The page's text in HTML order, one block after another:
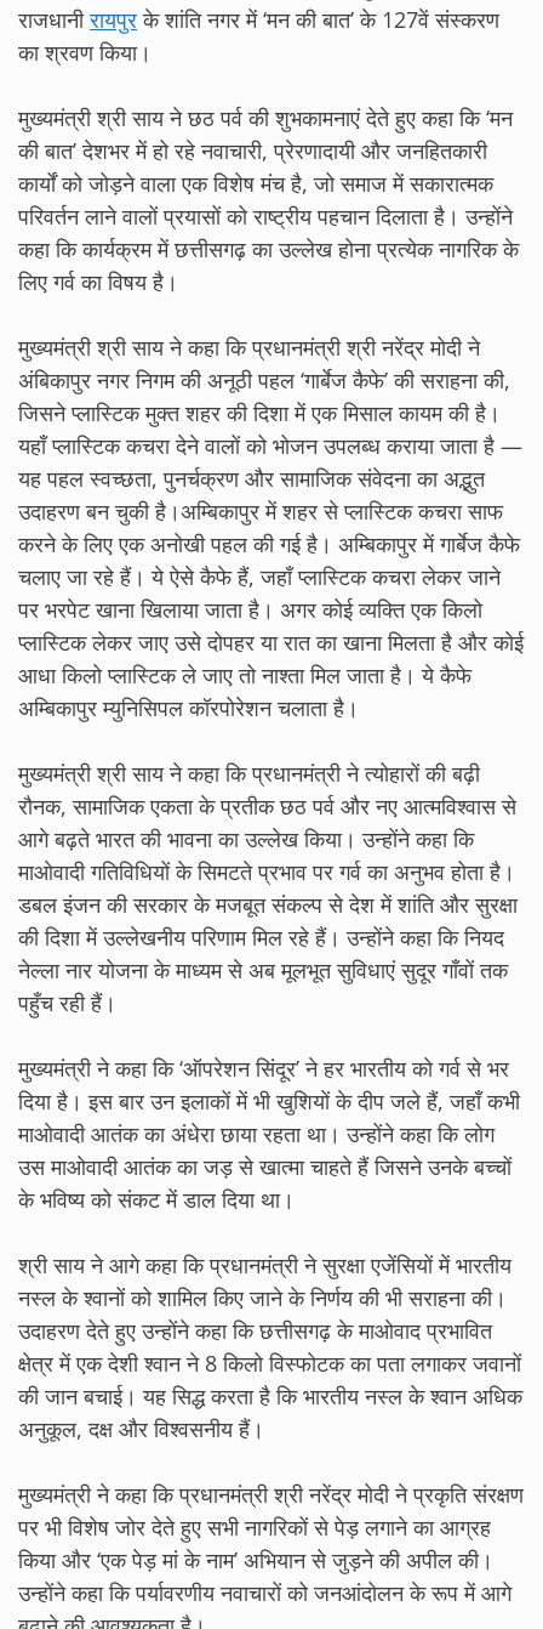
राजधानीरायपुरके शांति नगर में ‘मन की बात’ के 127वें संस्करण
का श्रवण किया।
मुख्यमंत्री श्री साय ने छठ पर्व की शुभकामनाएं देते हुए कहा कि ‘मन
की बात’ देशभर में हो रहे नवाचारी, प्रेरणादायी और जनहितकारी
कार्यों को जोड़ने वाला एक विशेष मंच है, जो समाज में सकारात्मक
परिवर्तन लाने वालों प्रयासों को राष्ट्रीय पहचान दिलाता है। उन्होंने
कहा कि कार्यक्रम में छत्तीसगढ़ का उल्लेख होना प्रत्येक नागरिक के
लिए गर्व का विषय है।
मुख्यमंत्री श्री साय ने कहा कि प्रधानमंत्री श्री नरेंद्र मोदी ने
अंबिकापुर नगर निगम की अनूठी पहल ‘गार्बेज कैफे’ की सराहना की,
जिसने प्लास्टिक मुक्त शहर की दिशा में एक मिसाल कायम की है।
यहाँ प्लास्टिक कचरा देने वालों को भोजन उपलब्ध कराया जाता है —
यह पहल स्वच्छता, पुनर्चक्रण और सामाजिक संवेदना का अद्भुत
उदाहरण बन चुकी है।अम्बिकापुर में शहर से प्लास्टिक कचरा साफ
करने के लिए एक अनोखी पहल की गई है। अम्बिकापुर में गार्बेज कैफे
चलाए जा रहे हैं। ये ऐसे कैफे हैं, जहाँ प्लास्टिक कचरा लेकर जाने
पर भरपेट खाना खिलाया जाता है। अगर कोई व्यक्ति एक किलो
प्लास्टिक लेकर जाए उसे दोपहर या रात का खाना मिलता है और कोई
आधा किलो प्लास्टिक ले जाए तो नाश्ता मिल जाता है। ये कैफे
अम्बिकापुर म्युनिसिपल कॉरपोरेशन चलाता है।
मुख्यमंत्री श्री साय ने कहा कि प्रधानमंत्री ने त्योहारों की बढ़ी
रौनक, सामाजिक एकता के प्रतीक छठ पर्व और नए आत्मविश्वास से
आगे बढ़ते भारत की भावना का उल्लेख किया। उन्होंने कहा कि
माओवादी गतिविधियों के सिमटते प्रभाव पर गर्व का अनुभव होता है।
डबल इंजन की सरकार के मजबूत संकल्प से देश में शांति और सुरक्षा
की दिशा में उल्लेखनीय परिणाम मिल रहे हैं। उन्होंने कहा कि नियद
नेल्ला नार योजना के माध्यम से अब मूलभूत सुविधाएं सुदूर गाँवों तक
पहुँच रही हैं।
मुख्यमंत्री ने कहा कि ‘ऑपरेशन सिंदूर’ ने हर भारतीय को गर्व से भर
दिया है। इस बार उन इलाकों में भी खुशियों के दीप जले हैं, जहाँ कभी
माओवादी आतंक का अंधेरा छाया रहता था। उन्होंने कहा कि लोग
उस माओवादी आतंक का जड़ से खात्मा चाहते हैं जिसने उनके बच्चों
के भविष्य को संकट में डाल दिया था।
श्री साय ने आगे कहा कि प्रधानमंत्री ने सुरक्षा एजेंसियों में भारतीय
नस्ल के श्वानों को शामिल किए जाने के निर्णय की भी सराहना की।
उदाहरण देते हुए उन्होंने कहा कि छत्तीसगढ़ के माओवाद प्रभावित
क्षेत्र में एक देशी श्वान ने 8 किलो विस्फोटक का पता लगाकर जवानों
की जान बचाई। यह सिद्ध करता है कि भारतीय नस्ल के श्वान अधिक
अनुकूल, दक्ष और विश्वसनीय हैं।
मुख्यमंत्री ने कहा कि प्रधानमंत्री श्री नरेंद्र मोदी ने प्रकृति संरक्षण
पर भी विशेष जोर देते हुए सभी नागरिकों से पेड़ लगाने का आग्रह
किया और ‘एक पेड़ मां के नाम’ अभियान से जुड़ने की अपील की।
उन्होंने कहा कि पर्यावरणीय नवाचारों को जनआंदोलन के रूप में आगे